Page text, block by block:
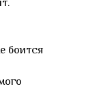
боится